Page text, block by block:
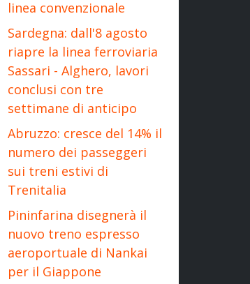
linea convenzionale
Sardegna: dall'8 agosto
riapre la linea ferroviaria
Sassari - Alghero, lavori
conclusi con tre
settimane di anticipo
Abruzzo: cresce del 14% il
numero dei passeggeri
sui treni estivi di
Trenitalia
Pininfarina disegnerà il
nuovo treno espresso
aeroportuale di Nankai
per il Giappone